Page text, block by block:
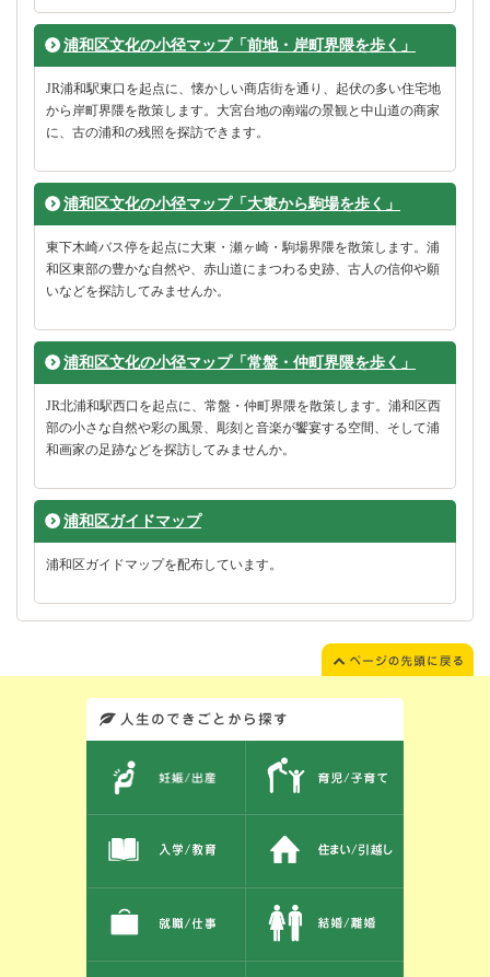
浦和区文化の小径マップ「前地・岸町界隈を歩く」
JR浦和駅東口を起点に、懐かしい商店街を通り、起伏の多い住宅地
から岸町界隈を散策します。大宮台地の南端の景観と中山道の商家
に、古の浦和の残照を探訪できます。
浦和区文化の小径マップ「大東から駒場を歩く」
東下木崎バス停を起点に大東・瀬ヶ崎・駒場界隈を散策します。浦
和区東部の豊かな自然や、赤山道にまつわる史跡、古人の信仰や願
いなどを探訪してみませんか。
浦和区文化の小径マップ「常盤・仲町界隈を歩く」
JR北浦和駅西口を起点に、常盤・仲町界隈を散策します。浦和区西
部の小さな自然や彩の風景、彫刻と音楽が饗宴する空間、そして浦
和画家の足跡などを探訪してみませんか。
浦和区ガイドマップ
浦和区ガイドマップを配布しています。